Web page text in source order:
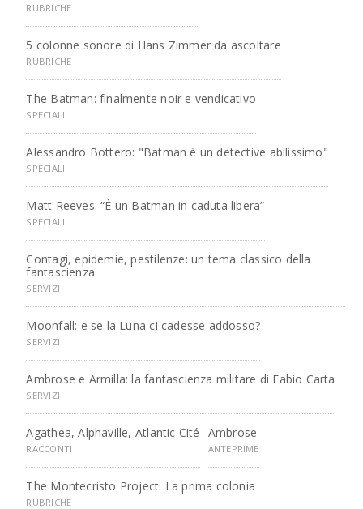
RUBRICHE
5 colonne sonore di Hans Zimmer da ascoltare
RUBRICHE
The Batman: finalmente noir e vendicativo
SPECIALI
Alessandro Bottero: "Batman è un detective abilissimo"
SPECIALI
Matt Reeves: “È un Batman in caduta libera”
SPECIALI
Contagi, epidemie, pestilenze: un tema classico della
fantascienza
SERVIZI
Moonfall: e se la Luna ci cadesse addosso?
SERVIZI
Ambrose e Armilla: la fantascienza militare di Fabio Carta
SERVIZI
Agathea, Alphaville, Atlantic Cité
RACCONTI
Ambrose
ANTEPRIME
The Montecristo Project: La prima colonia
RUBRICHE